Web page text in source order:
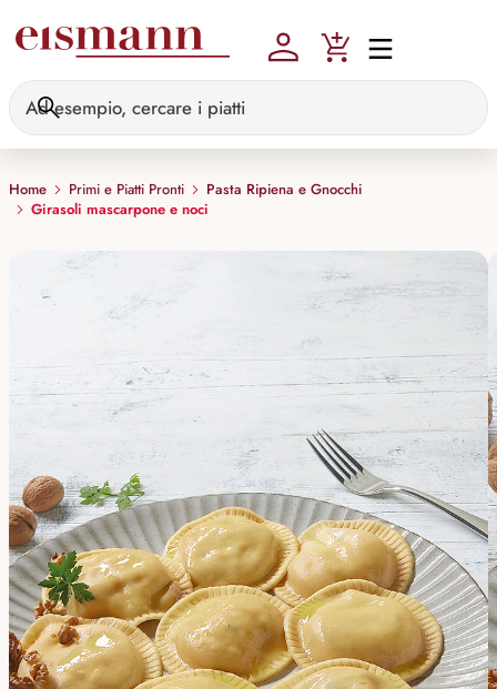
Home Primi e Piatti Pronti
Pasta Ripiena e Gnocchi
Girasoli mascarpone e noci